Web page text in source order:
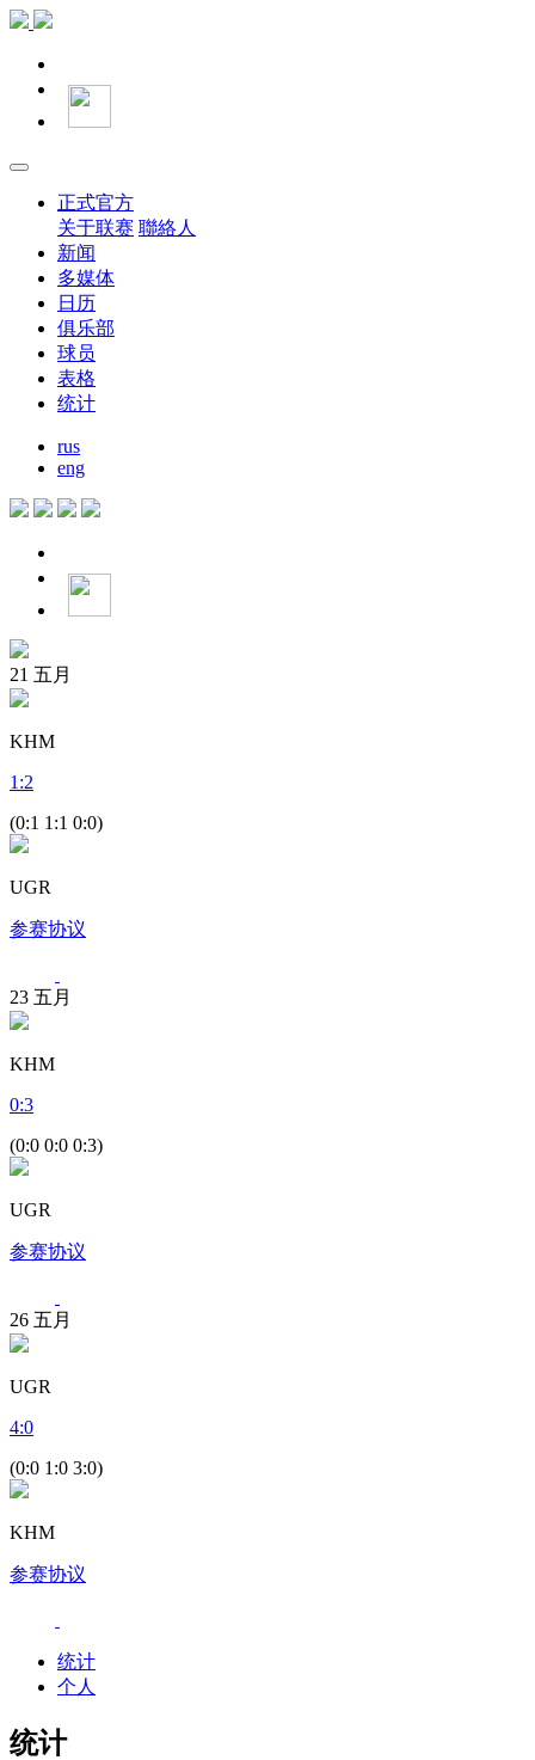
正式官方
关于联赛 聯絡人
新闻
多媒体
日历
俱乐部
球员
表格
统计
rus
eng
21 五月
KHM
1 :2
(0:1 1:1 0:0)
UGR
参赛协议
23 五月
KHM
0:3
(0:0 0:0 0:3)
UGR
参赛协议
26 五月
UGR
4:0
(0:0 1:0 3:0)
KHM
参赛协议
统计
个人
统计